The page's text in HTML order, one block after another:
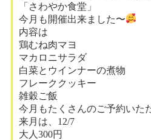
「さわやか食堂」
今月も開催出来ました〜
内容は
鶏むね肉マヨ
マカロニサラダ
白菜とウインナーの煮物
フレーククッキー
雑穀ご飯
今月もたくさんのご予約いた
来月は、12/7
大人300円